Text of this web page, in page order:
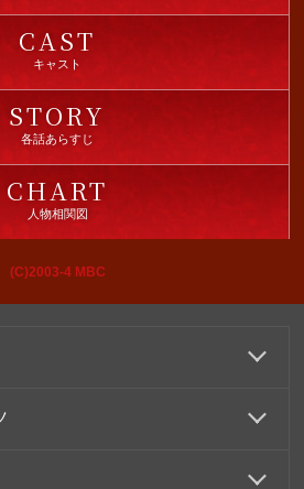
CAST
キャスト
STORY
各話あらすじ
CHART
人物相関図
(C)2003-4 MBC